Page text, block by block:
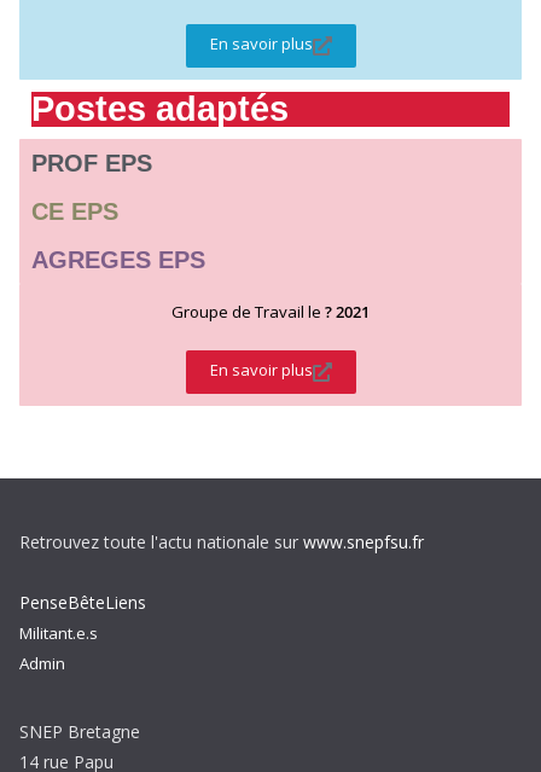
En savoir plus
Postes adaptés
PROF EPS
CE EPS
AGREGES EPS
Groupe de Travail le ? 2021
En savoir plus
Retrouvez toute l'actu nationale sur www.snepfsu.fr
PenseBêteLiens
Militant.e.s
Admin
SNEP Bretagne
14 rue Papu